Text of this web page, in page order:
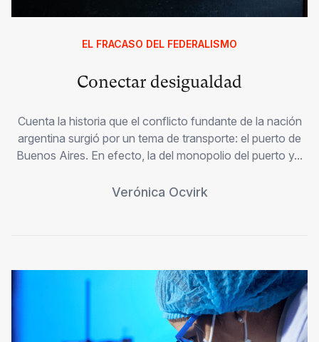
EL FRACASO DEL FEDERALISMO
Conectar desigualdad
Cuenta la historia que el conflicto fundante de la nación
argentina surgió por un tema de transporte: el puerto de
Buenos Aires. En efecto, la del monopolio del puerto y...
Verónica Ocvirk